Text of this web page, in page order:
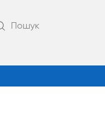
Пошук